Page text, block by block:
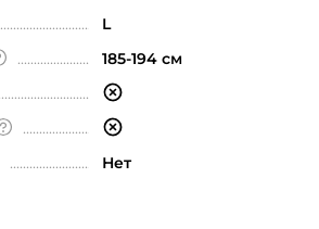
L
185-194 см
Нет